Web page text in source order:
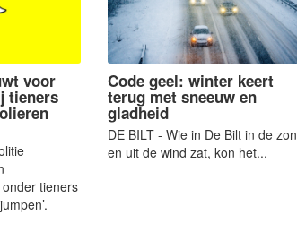
voor
tieners
tieners
Code geel: winter keert
terug met sneeuw en
gladheid
DE BILT - Wie in De Bilt in de zon
en uit de wind zat, kon het...